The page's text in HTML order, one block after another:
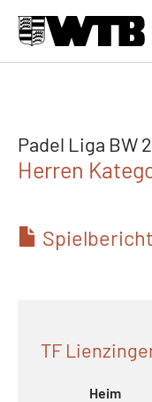
Padel Liga BW
Herren
Spielbericht
TF
Heim